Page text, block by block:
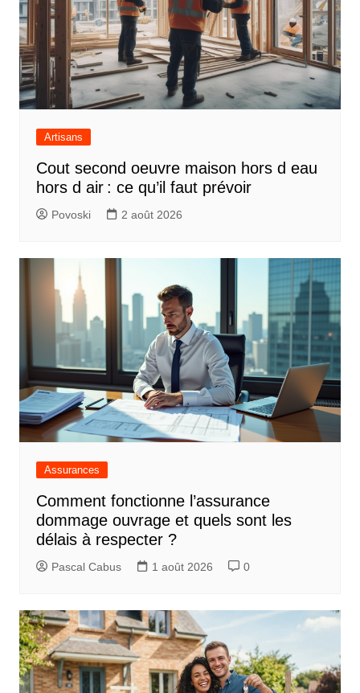
Artisans
Cout second oeuvre maison hors d eau
hors d air : ce qu’il faut prévoir
Povoski 2 août 2026
Assurances
Comment fonctionne l’assurance
dommage ouvrage et quels sont les
délais à respecter ?
Pascal Cabus 1 août 2026 0